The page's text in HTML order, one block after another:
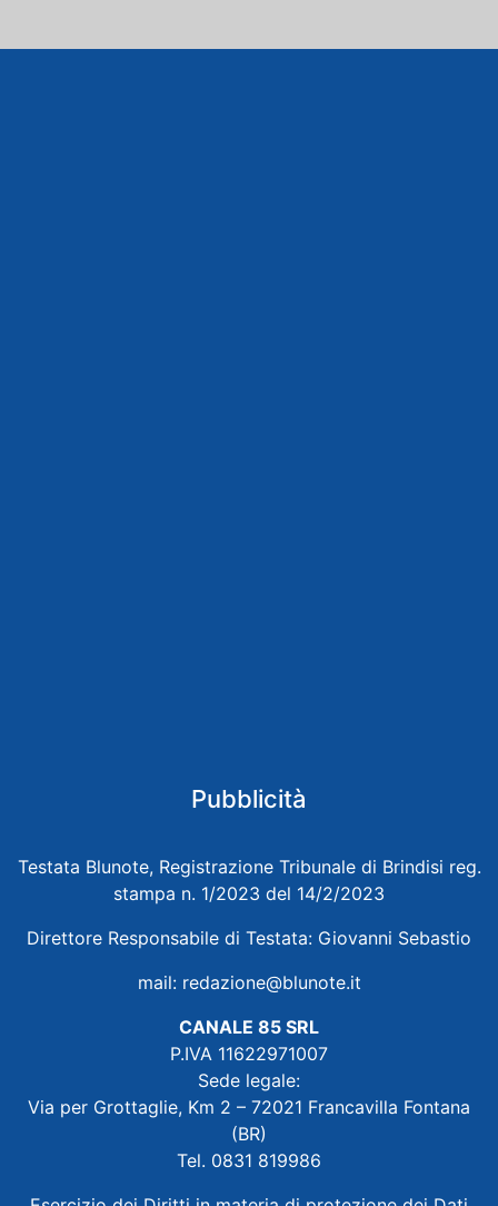
Pubblicità
Testata Blunote, Registrazione Tribunale di Brindisi reg.
stampa n. 1/2023 del 14/2/2023
Direttore Responsabile di Testata: Giovanni Sebastio
mail: redazione@blunote.it
CANALE 85 SRL
P.IVA 11622971007
Sede legale:
Via per Grottaglie, Km 2 – 72021 Francavilla Fontana
(BR)
Tel. 0831 819986